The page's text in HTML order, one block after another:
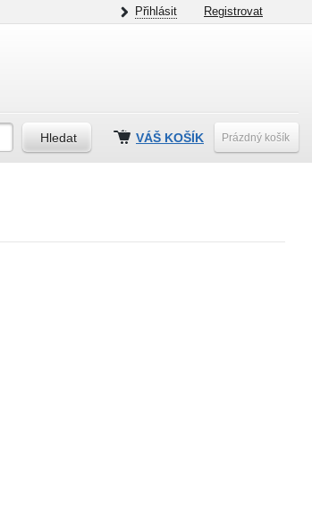
Přihlásit Registrovat
VÁŠ KOŠÍK Prázdný košík